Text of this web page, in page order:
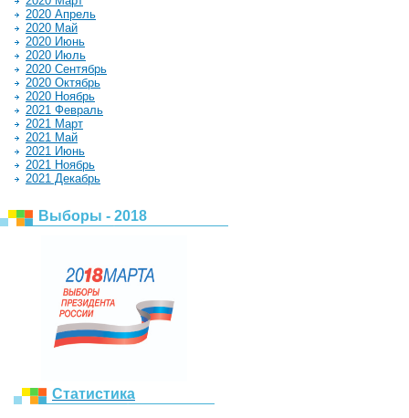
2020 Апрель
2020 Май
2020 Июнь
2020 Июль
2020 Сентябрь
2020 Октябрь
2020 Ноябрь
2021 Февраль
2021 Март
2021 Май
2021 Июнь
2021 Ноябрь
2021 Декабрь
Выборы - 2018
Статистика